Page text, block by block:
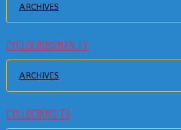
ARCHIVES
CYCLOCROSSMAN.TV
ARCHIVES
CYCLOCROSS TV